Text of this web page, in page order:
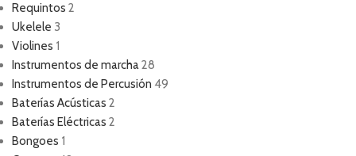
Requintos 2
Ukelele 3
Violines 1
Instrumentos de marcha28
Instrumentos de Percusión 49
Baterías Acústicas 2
Baterías Eléctricas 2
Bongoes 1